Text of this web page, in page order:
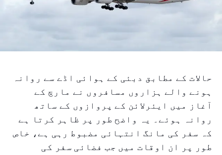
حالات کے مطابق دبئی کے ہوائی اڈے سے روانہ
ہونے والے ہزاروں مسافروں نے مارچ کے
آغاز میں ایئرلائن کے پروازوں کے ساتھ
روانہ ہوئے۔ یہ واضح طور پر ظاہر کرتا ہے
کہ سفر کی مانگ انتہائی مضبوط رہی ہے، خاص
طور پر ان اوقات میں جب فضائی سفر کی